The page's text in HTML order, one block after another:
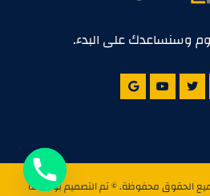
وسنساعدك على البدء.
الطبع والنشر ٢٠٢٥. جميع الحقوق محفوظة. © تم التصميم بواسطة